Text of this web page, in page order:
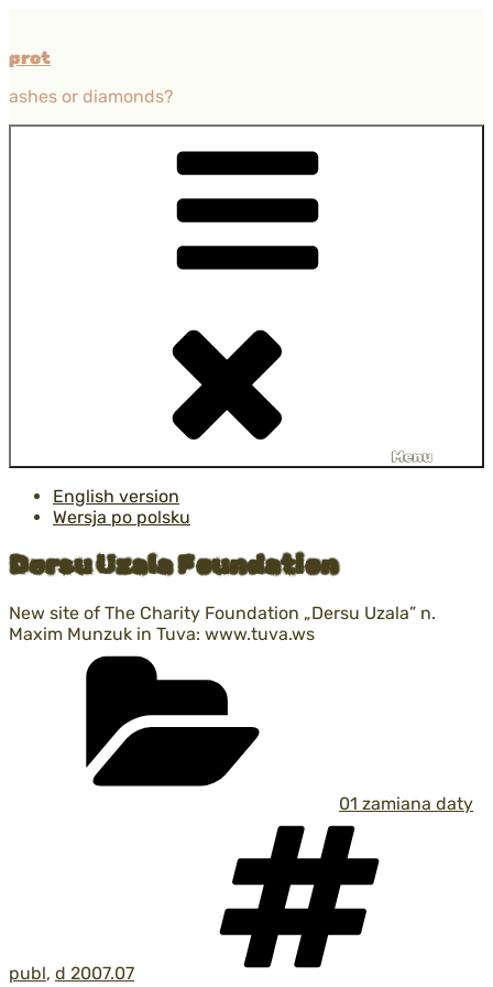
treści
prot
ashes or diamonds?
Menu
English version
Wersja po polsku
Dersu Uzala Foundation
New site of The Charity Foundation „Dersu Uzala” n.
Maxim Munzuk in Tuva: www.tuva.ws
01 zamiana daty
publ, d 2007.07